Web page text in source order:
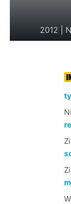
2012 |